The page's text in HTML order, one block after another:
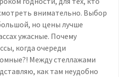
внимательно. Выбор
но цены лучше
ужасные. Почему
когда очереди
Между стеллажами
как там неудобно